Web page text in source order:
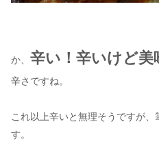
か、 辛い！辛いけど美
辛さですね。
これ以上辛いと無理そうですが
す。